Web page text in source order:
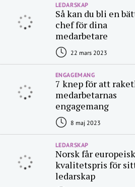
LEDARSKAP
Så kan du bli en
chef för dina
medarbetare
22 mars 2023
ENGAGEMANG
7 knep för att
medarbetarnas
engagemang
8 maj 2023
LEDARSKAP
Norsk får
kvalitetspris för
ledarskap